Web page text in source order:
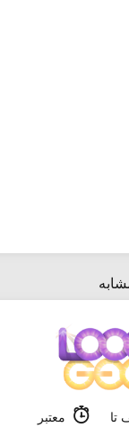
تا
معتبر